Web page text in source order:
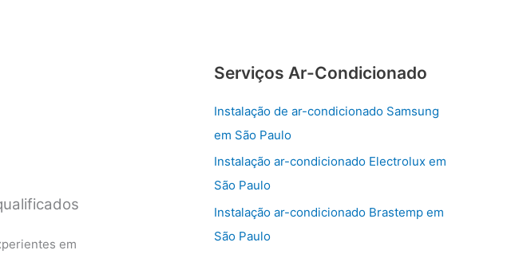
em
Serviços Ar-Condicionado
Instalação de ar-condicionado Samsung
em São Paulo
Instalação ar-condicionado Electrolux em
São Paulo
Instalação ar-condicionado Brastemp em
São Paulo